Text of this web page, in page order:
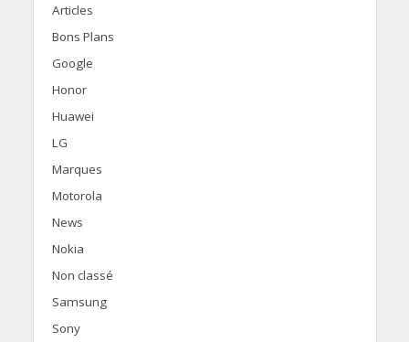
Articles
Bons Plans
Google
Honor
Huawei
LG
Marques
Motorola
News
Nokia
Non classé
Samsung
Sony